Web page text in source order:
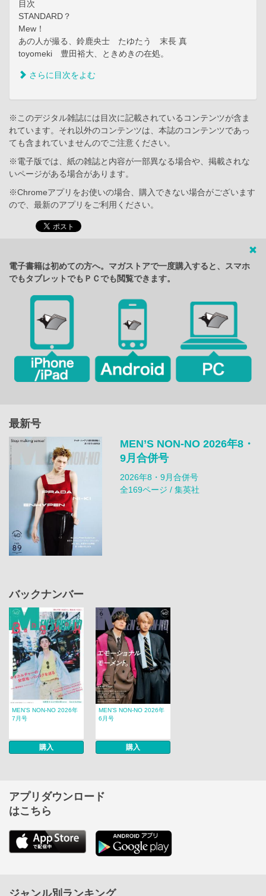
目次
STANDARD？
Mew！
あの人が撮る、鈴鹿央士 たゆたう 末長 真
toyomeki 豊田裕大、ときめきの在処。
さらに目次をよむ
※このデジタル雑誌には目次に記載されているコンテンツが含ま
れています。それ以外のコンテンツは、本誌のコンテンツであっ
ても含まれていませんのでご注意ください。
※電子版では、紙の雑誌と内容が一部異なる場合や、掲載されな
いページがある場合があります。
※Chromeアプリをお使いの場合、購入できない場合がございます
ので、最新のアプリをご利用ください。
電子書籍は初めての方へ。マガストアで一度購入すると、スマホ
でもタブレットでもＰＣでも閲覧できます。
最新号
MEN’S NON‐NO 2026年8・
9月合併号
2026年8・9月合併号
全169ページ / 集英社
バックナンバー
MEN’S NON‐NO 2026年
7月号
購入
MEN’S NON‐NO 2026年
6月号
購入
アプリダウンロード
はこちら